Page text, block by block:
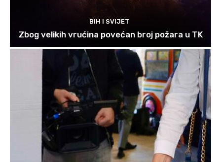
BIH I SVIJET
Zbog velikih vrućina povećan broj požara u TK